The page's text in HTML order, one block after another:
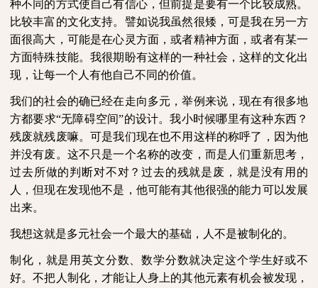
种不同的方式使自己有信心，但前提是要有一个比较成熟。
比较丰富的文化支持。譬如说我虽然很矮，可是我在另一方
面很高大，可能是在心灵方面，或者精神方面，或者有某一
方面特殊技能。我很期盼有这样的一种社会，这样的文化出
现，让每一个人有他自己不同的价值。
我们的社会的确已经在走向多元，举例来说，现在有很多地
方都要求“无障碍空间”的设计。我小时候哪里有这种东西？
残废就残废嘛。可是我们现在也不用这样的称呼了，因为他
并没有废。这不只是一个名称的改变，而是人们重新思考，
过去所做的判断对不对？过去的残就是废，就是没有用的
人，但现在发现他不是，他可能有其他很强的能力可以发展
出来。
我想这就是多元社会一个最大的基础，人不是被制化的。
制化，就是用英文分数、数学分数就决定这个学生好或不
好。不把人制化，才能让人身上的其他元素有机会被发现，